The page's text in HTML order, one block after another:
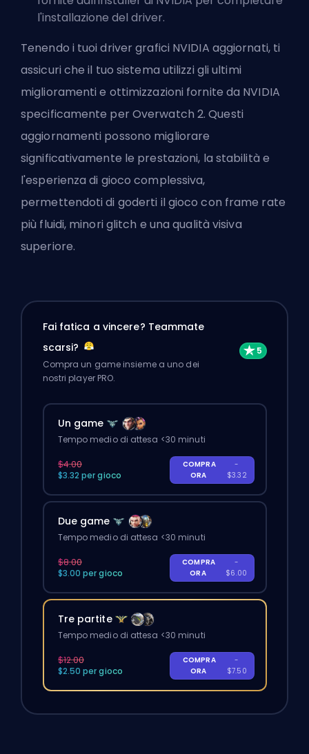
l'installazione del driver.
Tenendo i tuoi driver grafici NVIDIA aggiornati, ti
assicuri che il tuo sistema utilizzi gli ultimi
miglioramenti e ottimizzazioni fornite da NVIDIA
specificamente per Overwatch 2. Questi
aggiornamenti possono migliorare
significativamente le prestazioni, la stabilità e
l'esperienza di gioco complessiva,
permettendoti di goderti il gioco con frame rate
più fluidi, minori glitch e una qualità visiva
superiore.
Fai fatica a vincere? Teammate
scarsi?
Compra un game insieme a uno dei
nostri player PRO.
Un game
Tempo medio di attesa <30 minuti
$4.00
$3.32 per gioco
COMPRA
ORA
-
$3.32
Due game
Tempo medio di attesa <30 minuti
$8.00
$3.00 per gioco
COMPRA
ORA
-
$6.00
Tre partite
Tempo medio di attesa <30 minuti
$12.00
$2.50 per gioco
COMPRA
ORA
-
$7.50